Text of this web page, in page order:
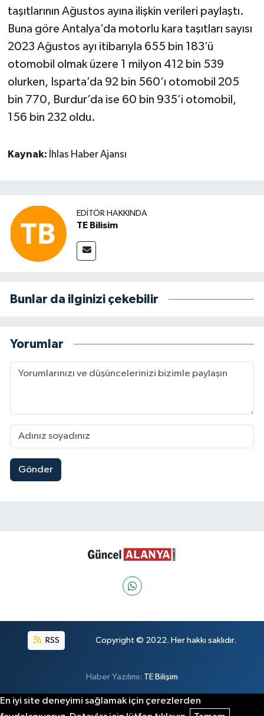
taşıtlarının Ağustos ayına ilişkin verileri paylaştı.
Buna göre Antalya’da motorlu kara taşıtları sayısı
2023 Ağustos ayı itibarıyla 655 bin 183’ü
otomobil olmak üzere 1 milyon 412 bin 539
olurken, Isparta’da 92 bin 560’ı otomobil 205
bin 770, Burdur’da ise 60 bin 935’i otomobil,
156 bin 232 oldu.
Kaynak: İhlas Haber Ajansı
EDITÖR HAKKINDA
TE Bilisim
Bunlar da ilginizi çekebilir
Yorumlar
Gönder
RSS Copyright © 2022. Her hakkı saklıdır.
Haber Yazılımı: TE Bilişim
En iyi site deneyimi sağlamak için çerezlerden